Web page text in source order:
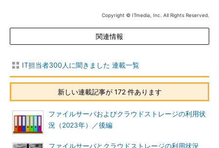
Copyright © ITmedia, Inc. All Rights Reserved.
関連情報
IT担当者300人に聞きました 連載一覧
新しい連載記事が 172 件あります
ファイルサーバおよびクラウドストレージの利用状
況（2023年）／後編
ファイルサーバとクラウドストレージの利用状況